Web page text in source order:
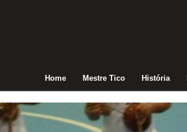
Home Mestre Tico História